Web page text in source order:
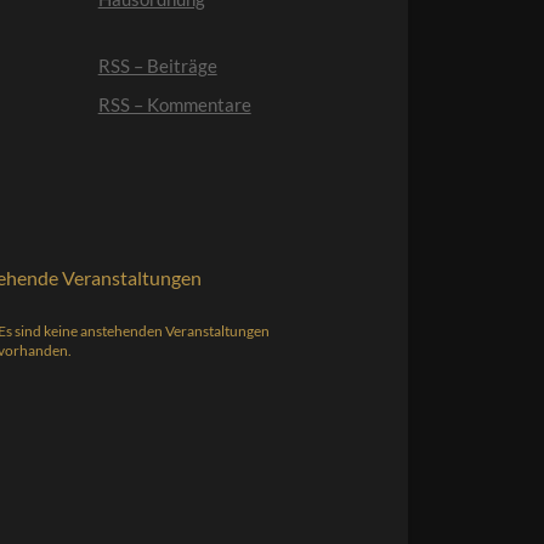
RSS – Beiträge
RSS – Kommentare
Veranstaltungen
Es sind keine anstehenden Veranstaltungen